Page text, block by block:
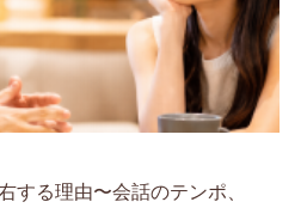
する理由〜会話のテンポ、